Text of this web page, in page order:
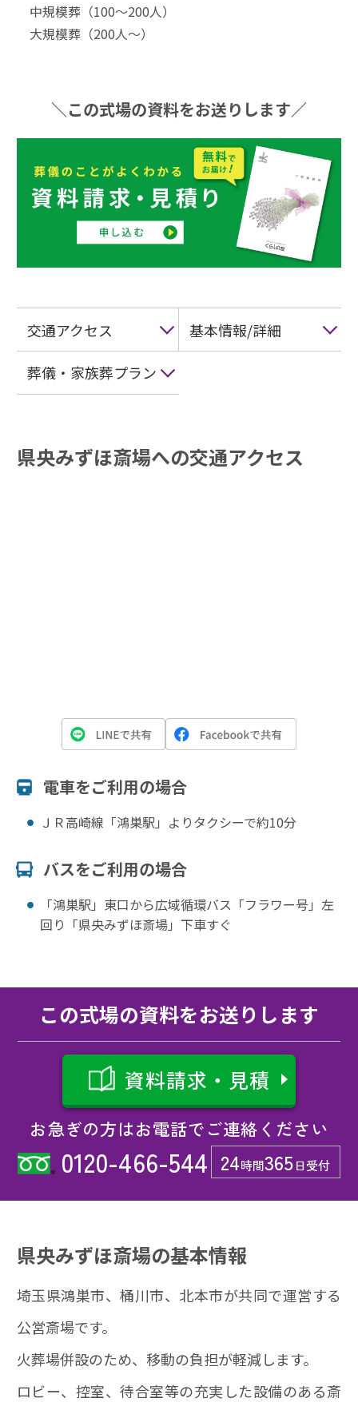
中規模葬（100〜200⼈）
大規模葬（200⼈〜）
＼この式場の資料をお送りします／
交通アクセス 基本情報/詳細
葬儀・家族葬プラン
県央みずほ斎場への交通アクセス
電⾞をご利⽤の場合
ＪＲ高崎線「鴻巣駅」よりタクシーで約10分
バスをご利⽤の場合
「鴻巣駅」東口から広域循環バス「フラワー号」左
回り「県央みずほ斎場」下車すぐ
この式場の資料をお送りします
お急ぎの方はお電話でご連絡ください
24時間365日受付
0120-466-544
資料請求・見積
県央みずほ斎場の基本情報
埼玉県鴻巣市、桶川市、北本市が共同で運営する
公営斎場です。
火葬場併設のため、移動の負担が軽減します。
ロビー、控室、待合室等の充実した設備のある斎